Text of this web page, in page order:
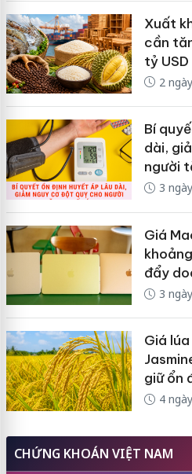
Xuất
cần
tỷ USD
2
Bí
dài,
người
3
Giá
đẩy
3
Giá
giữ ổn
4
CHỨNG KHOÁN VIỆT NAM